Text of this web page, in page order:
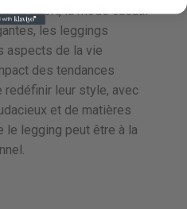
le sport, la mode casual
les leggings
aspects de la vie
des tendances
redéfinir leur style, avec
et de matières
le legging peut être à la